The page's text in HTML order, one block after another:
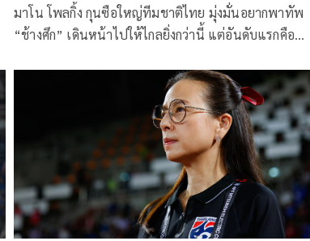
มาโน โพลกิ้ง กุนซือใหญ่ทีมชาติไทย มุ่งมั่นอยากพาทัพ
“ช้างศึก” เดินหน้าไปให้ไกลยิ่งกว่านี้ แต่อันดับแรกคือ
เป้าหมายต่อไปคือศึกเอเชียน คัพ อยากทำทีมให้สู้กับ
ญี่ปุ่น, เกาหลีใต้ หรือซาอุดิอาระเบีย ให้ได้